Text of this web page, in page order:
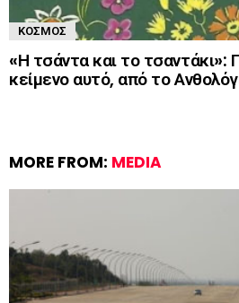
ΚΌΣΜΟΣ
«Η τσάντα και το τσαντάκι»:
κείμενο αυτό, από το
MORE FROM: MEDIA